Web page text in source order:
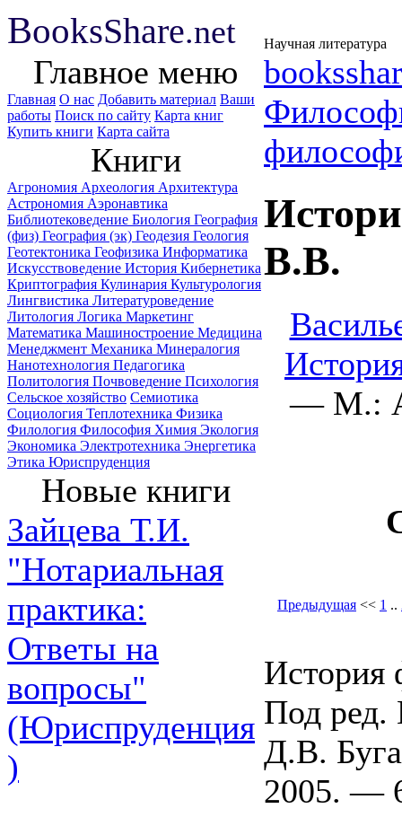
BooksShare.net Научная литература
Главное меню
Главная О нас Добавить материал Ваши
работы Поиск по сайту Карта книг
Купить книги Карта сайта
Книги
Агрономия Археология Архитектура
Астрономия Аэронавтика
Библиотековедение Биология География
(физ) География (эк) Геодезия Геология
Геотектоника Геофизика Информатика
Искусствоведение История Кибернетика
Криптография Кулинария Культурология
Лингвистика Литературоведение
Литология Логика Маркетинг
Математика Машиностроение Медицина
Менеджмент Механика Минералогия
Нанотехнология Педагогика
Политология Почвоведение Психология
Сельское хозяйство Семиотика
Социология Теплотехника Физика
Филология Философия Химия Экология
Экономика Электротехника Энергетика
Этика Юриспруденция
Новые книги
Зайцева Т.И.
"Нотариальная
практика:
Ответы на
вопросы"
(Юриспруденция
)
B.B.
— М.:
Предыдущая << 1 ..
История
Под ред.
Д.В.
2005. —